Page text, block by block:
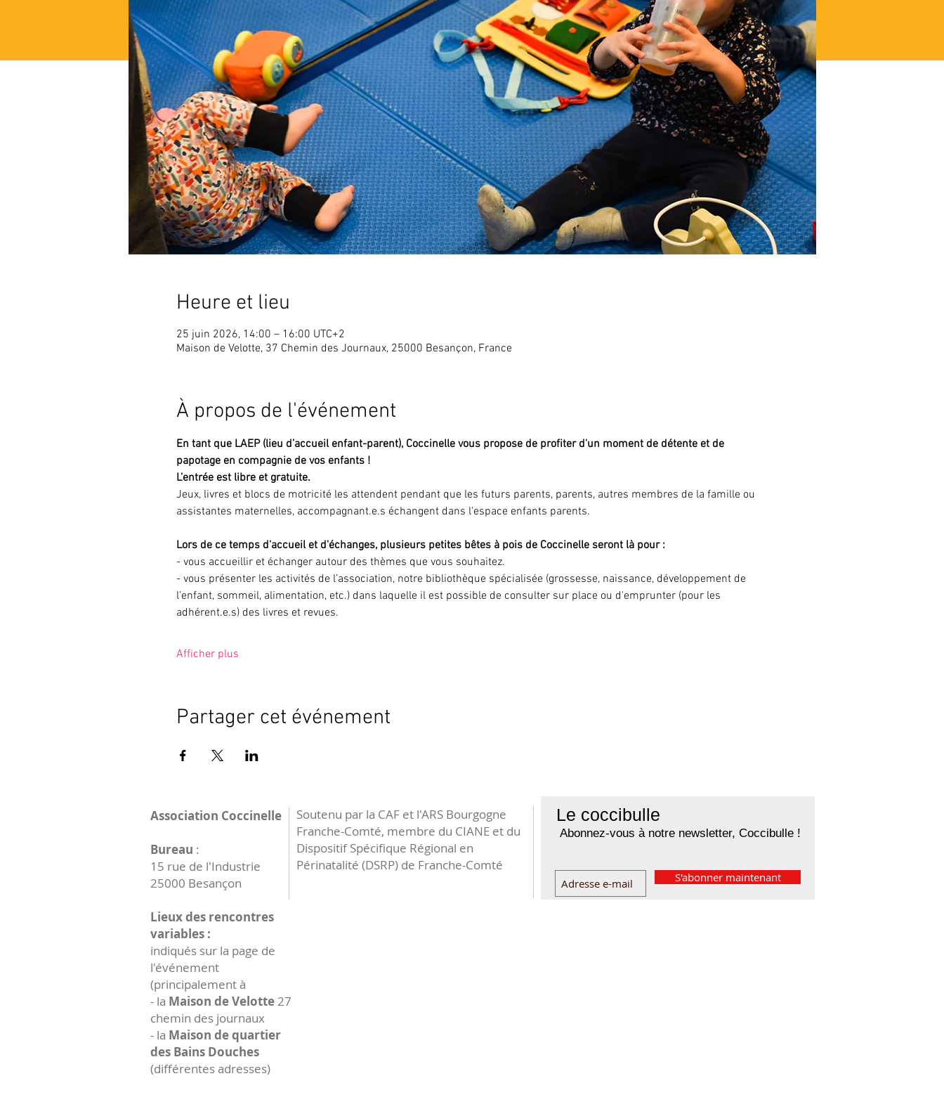
Heure et lieu
25 juin 2026, 14:00 – 16:00 UTC+2
Maison de Velotte, 37 Chemin des Journaux, 25000 Besançon, France
À propos de l'événement
En tant que LAEP (lieu d’accueil enfant-parent), Coccinelle vous propose de profiter d'un moment de détente et de
papotage en compagnie de vos enfants !
L’entrée est libre et gratuite.
Jeux, livres et blocs de motricité les attendent pendant que les futurs parents, parents, autres membres de la famille ou
assistantes maternelles, accompagnant.e.s échangent dans l'espace enfants parents.
Lors de ce temps d'accueil et d'échanges, plusieurs petites bêtes à pois de Coccinelle seront là pour :
- vous accueillir et échanger autour des thèmes que vous souhaitez.
- vous présenter les activités de l’association, notre bibliothèque spécialisée (grossesse, naissance, développement de
l'enfant, sommeil, alimentation, etc.) dans laquelle il est possible de consulter sur place ou d'emprunter (pour les
adhérent.e.s) des livres et revues.
Afficher plus
Partager cet événement
Le coccibulle
Abonnez-vous à notre newsletter, Coccibulle !
S'abonner maintenant
Association Coccinelle
Bureau :
15 rue de l'Industrie
25000 Besançon
Lieux des rencontres
variables :
indiqués sur la page de
l'événement
(principalement à
- la Maison de Velotte27
chemin des journaux
- la Maison de quartier
des Bains Douches
(différentes adresses)
Soutenu par la CAF et l'ARS Bourgogne
Franche-Comté, membre du CIANE et du
Dispositif Spécifique Régional en
Périnatalité (DSRP) de Franche-Comté